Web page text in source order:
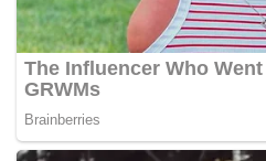
Mynewshub.cc